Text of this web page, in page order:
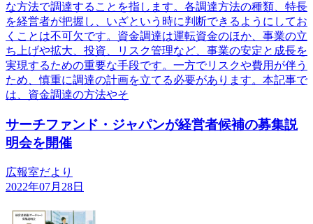
な方法で調達することを指します。各調達方法の種類、特長
を経営者が把握し、いざという時に判断できるようにしてお
くことは不可欠です。資金調達は運転資金のほか、事業の立
ち上げや拡大、投資、リスク管理など、事業の安定と成長を
実現するための重要な手段です。一方でリスクや費用が伴う
ため、慎重に調達の計画を立てる必要があります。本記事で
は、資金調達の方法やそ
サーチファンド・ジャパンが経営者候補の募集説
明会を開催
広報室だより
2022年07月28日